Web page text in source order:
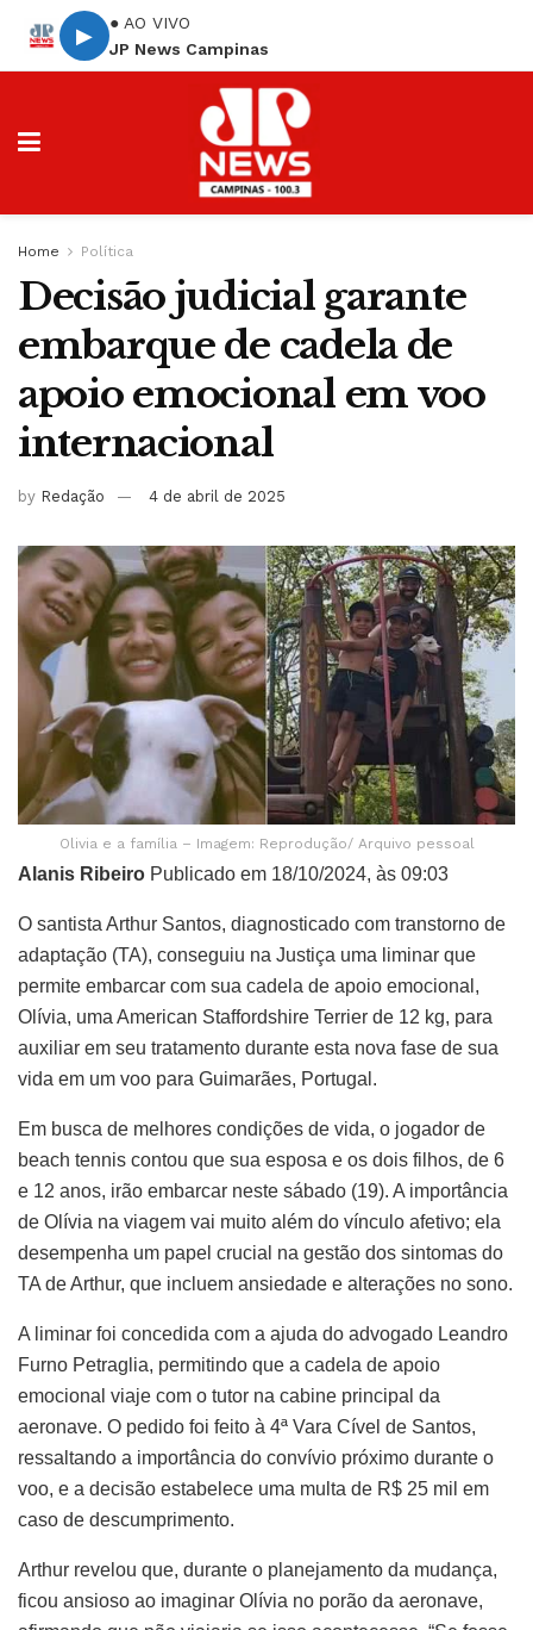
▶
● AO VIVO
JP News Campinas
Home Política
Decisão judicial garante
embarque de cadela de
apoio emocional em voo
internacional
by Redação 4 de abril de 2025
Olivia e a família – Imagem: Reprodução/ Arquivo pessoal
Alanis Ribeiro Publicado em 18/10/2024, às 09:03
O santista Arthur Santos, diagnosticado com transtorno de
adaptação (TA), conseguiu na Justiça uma liminar que
permite embarcar com sua cadela de apoio emocional,
Olívia, uma American Staffordshire Terrier de 12 kg, para
auxiliar em seu tratamento durante esta nova fase de sua
vida em um voo para Guimarães, Portugal.
Em busca de melhores condições de vida, o jogador de
beach tennis contou que sua esposa e os dois filhos, de 6
e 12 anos, irão embarcar neste sábado (19). A importância
de Olívia na viagem vai muito além do vínculo afetivo; ela
desempenha um papel crucial na gestão dos sintomas do
TA de Arthur, que incluem ansiedade e alterações no sono.
A liminar foi concedida com a ajuda do advogado Leandro
Furno Petraglia, permitindo que a cadela de apoio
emocional viaje com o tutor na cabine principal da
aeronave. O pedido foi feito à 4ª Vara Cível de Santos,
ressaltando a importância do convívio próximo durante o
voo, e a decisão estabelece uma multa de R$ 25 mil em
caso de descumprimento.
Arthur revelou que, durante o planejamento da mudança,
ficou ansioso ao imaginar Olívia no porão da aeronave,